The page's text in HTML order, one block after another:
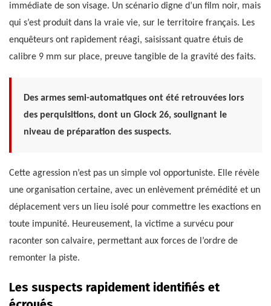
immédiate de son visage. Un scénario digne d’un film noir, mais
qui s’est produit dans la vraie vie, sur le territoire français. Les
enquêteurs ont rapidement réagi, saisissant quatre étuis de
calibre 9 mm sur place, preuve tangible de la gravité des faits.
Des armes semi-automatiques ont été retrouvées lors
des perquisitions, dont un Glock 26, soulignant le
niveau de préparation des suspects.
Cette agression n’est pas un simple vol opportuniste. Elle révèle
une organisation certaine, avec un enlèvement prémédité et un
déplacement vers un lieu isolé pour commettre les exactions en
toute impunité. Heureusement, la victime a survécu pour
raconter son calvaire, permettant aux forces de l’ordre de
remonter la piste.
Les suspects rapidement identifiés et